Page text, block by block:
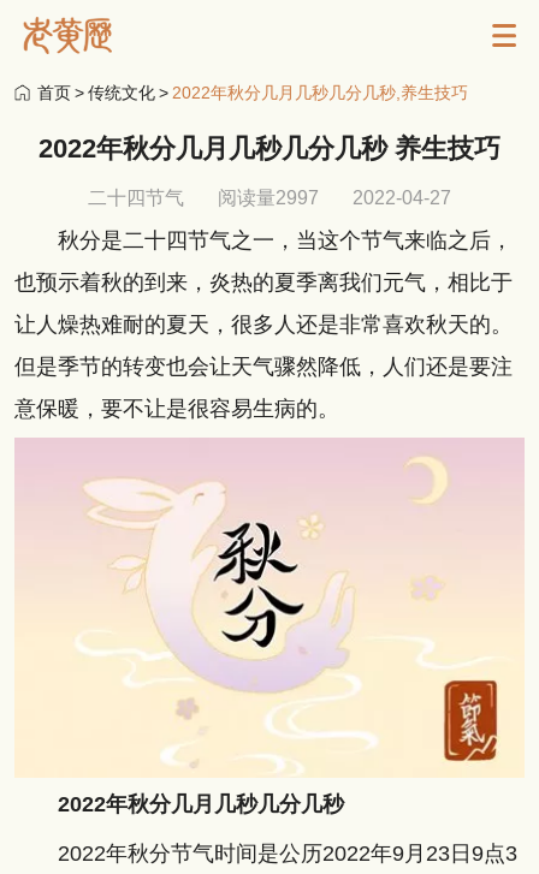
首页>传统文化> 2022年秋分几月几秒几分几秒,养生技巧
2022年秋分几月几秒几分几秒 养生技巧
二十四节气 阅读量2997 2022-04-27
秋分是二十四节气之一，当这个节气来临之后，
也预示着秋的到来，炎热的夏季离我们元气，相比于
让人燥热难耐的夏天，很多人还是非常喜欢秋天的。
但是季节的转变也会让天气骤然降低，人们还是要注
意保暖，要不让是很容易生病的。
2022年秋分几月几秒几分几秒
2022年秋分节气时间是公历2022年9月23日9点3